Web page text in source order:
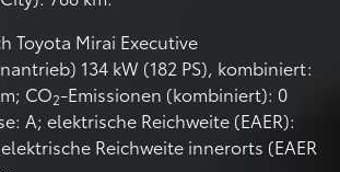
Toyota Mirai Executive
134 kW (182 PS), kombiniert:
CO2-Emissionen (kombiniert): 0
A; elektrische Reichweite (EAER):
Reichweite innerorts (EAER